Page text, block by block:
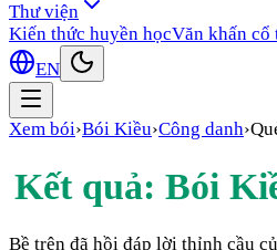
Thư viện
Kiến thức huyền họcVăn khấn cổ
EN
Xem bói›Bói Kiều›Công danh›
Kết quả: Bói
Bề trên đã hồi đáp lời thỉnh cầu